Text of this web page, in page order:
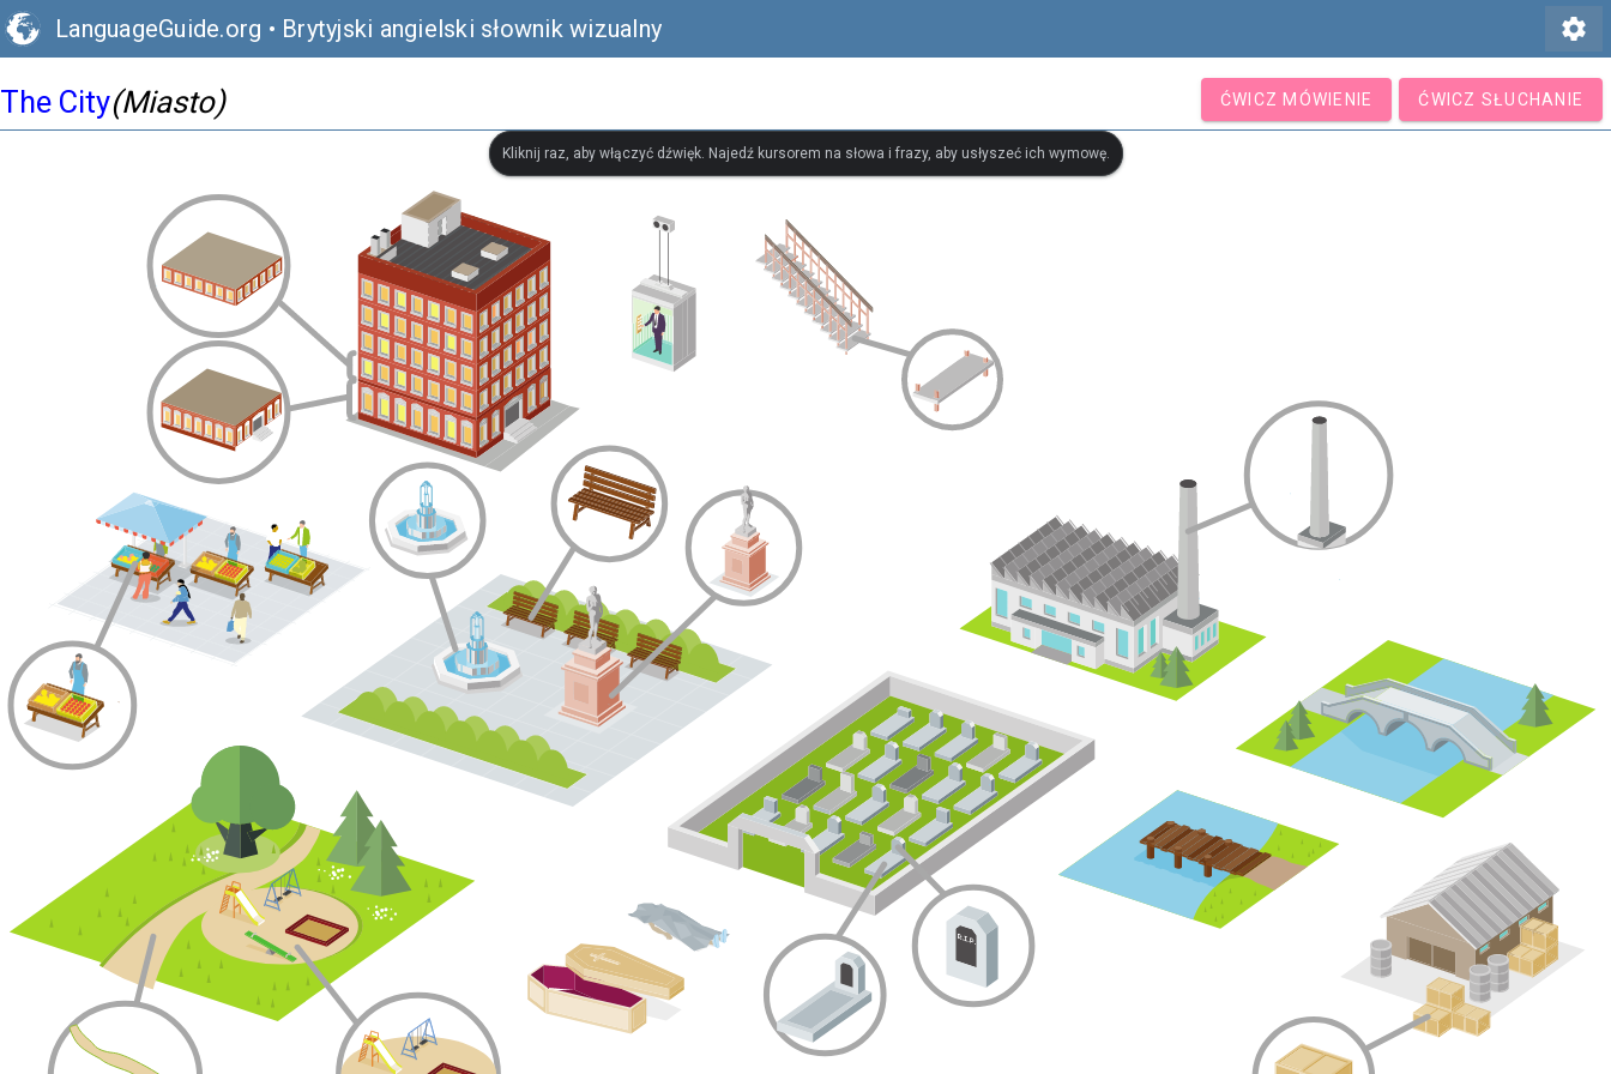
LanguageGuide.org • Brytyjski angielski słownik wizualny settings
The City(Miasto) ĆWICZ MÓWIENIE ĆWICZ SŁUCHANIE
Kliknij raz, aby włączyć dźwięk. Najedź kursorem na słowa i frazy, aby usłyszeć ich wymowę.